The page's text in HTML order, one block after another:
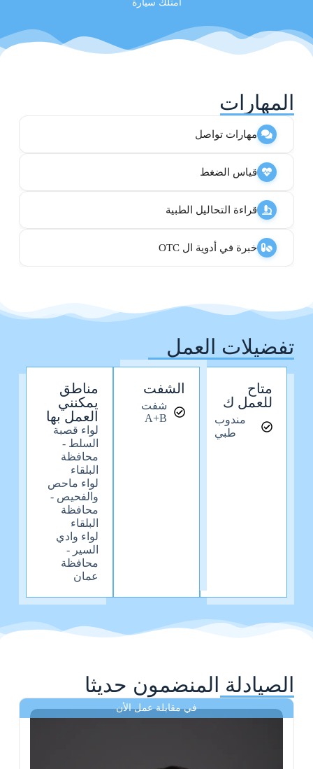
امتلك سيارة
المهارات
مهارات تواصل
قياس الضغط
قراءة التحاليل الطبية
خبرة في أدوية ال OTC
تفضيلات العمل
متاح
للعمل ك
مندوب
طبي
الشفت
شفت
A+B
مناطق
يمكنني
العمل بها
لواء قصبة
السلط -
محافظة
البلقاء
لواء ماحص
والفحيص -
محافظة
البلقاء
لواء وادي
السير -
محافظة
عمان
الصيادلة المنضمون حديثا
في مقابلة عمل الأن